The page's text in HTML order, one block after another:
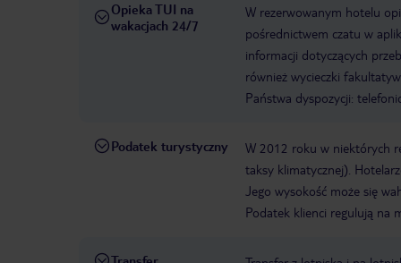
Opieka TUI na
wakacjach 24/7
W rezerwowanym hotelu
pośrednictwem czatu w
informacji dotyczących
również wycieczki
Państwa dyspozycji:
Podatek turystyczny
W 2012 roku w niektórych
taksy klimatycznej).
Jego wysokość może się
Podatek klienci regulują na